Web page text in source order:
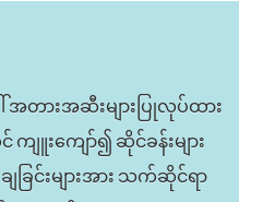
အတားအဆီးများပြုလုပ်ထား
ကျူးကျော်၍ ဆိုင်ခန်းများ
ြင်းများအား သက်ဆိုင်ရာ